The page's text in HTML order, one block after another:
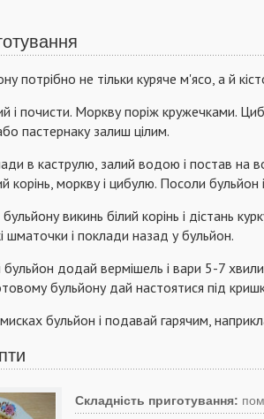
потрібно не тільки куряче м'ясо, а й
і почисти. Моркву поріж кружечками.
пастернаку залиш цілим.
в каструлю, залий водою і постав на
корінь, моркву і цибулю. Посоли
викинь білий корінь і дістань
шматочки і поклади назад у бульйон.
бульйон додай вермішель і вари 5-7
бульйону дай настоятися під
бульйон і подавай гарячим,
Складність приготування: